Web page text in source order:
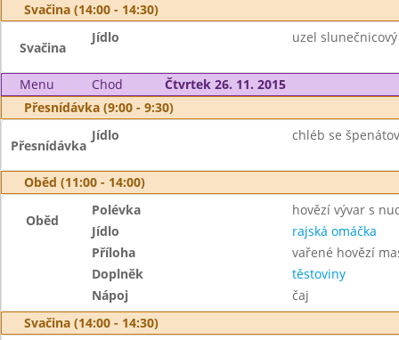
Svačina (14:00 - 14:30)
Svačina
Jídlo uzel
Menu Chod
Čtvrtek 26. 11. 2015
Přesnídávka (9:00 - 9:30)
Přesnídávka
Jídlo chléb se
Oběd (11:00 - 14:00)
Oběd
Polévka
hovězí vývar s
Jídlo
rajská omáčka
Příloha
vařené hovězí
Doplněk
těstoviny
Nápoj
čaj
Svačina (14:00 - 14:30)